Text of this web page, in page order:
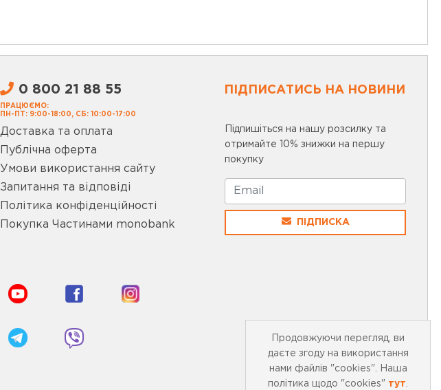
0 800 21 88 55
ПРАЦЮЄМО:
ПН-ПТ: 9:00-18:00, СБ: 10:00-17:00
Доставка та оплата
Публічна оферта
Умови використання сайту
Запитання та відповіді
Політика конфіденційності
Покупка Частинами monobank
ПІДПИСАТИСЬ НА НОВИНИ
Підпишіться на нашу розсилку та
отримайте 10% знижки на першу
покупку
ПІДПИСКА
Продовжуючи перегляд, ви
даєте згоду на використання
нами файлів "cookies". Наша
політика щодо "cookies" тут